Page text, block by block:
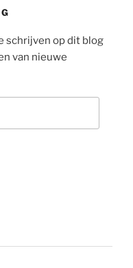
schrijven op dit blog
van nieuwe